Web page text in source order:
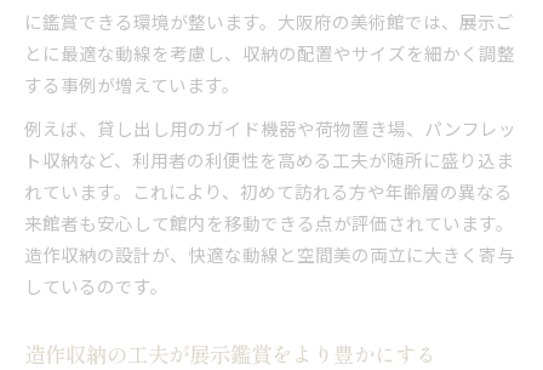
に鑑賞できる環境が整います。大阪府の美術館では、展示ご
とに最適な動線を考慮し、収納の配置やサイズを細かく調整
する事例が増えています。
例えば、貸し出し用のガイド機器や荷物置き場、パンフレッ
ト収納など、利用者の利便性を高める工夫が随所に盛り込ま
れています。これにより、初めて訪れる方や年齢層の異なる
来館者も安心して館内を移動できる点が評価されています。
造作収納の設計が、快適な動線と空間美の両立に大きく寄与
しているのです。
造作収納の工夫が展示鑑賞をより豊かにする